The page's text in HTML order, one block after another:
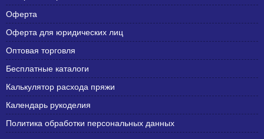
Оферта
Оферта для юридических лиц
Оптовая торговля
Бесплатные каталоги
Калькулятор расхода пряжи
Календарь рукоделия
Политика обработки персональных данных